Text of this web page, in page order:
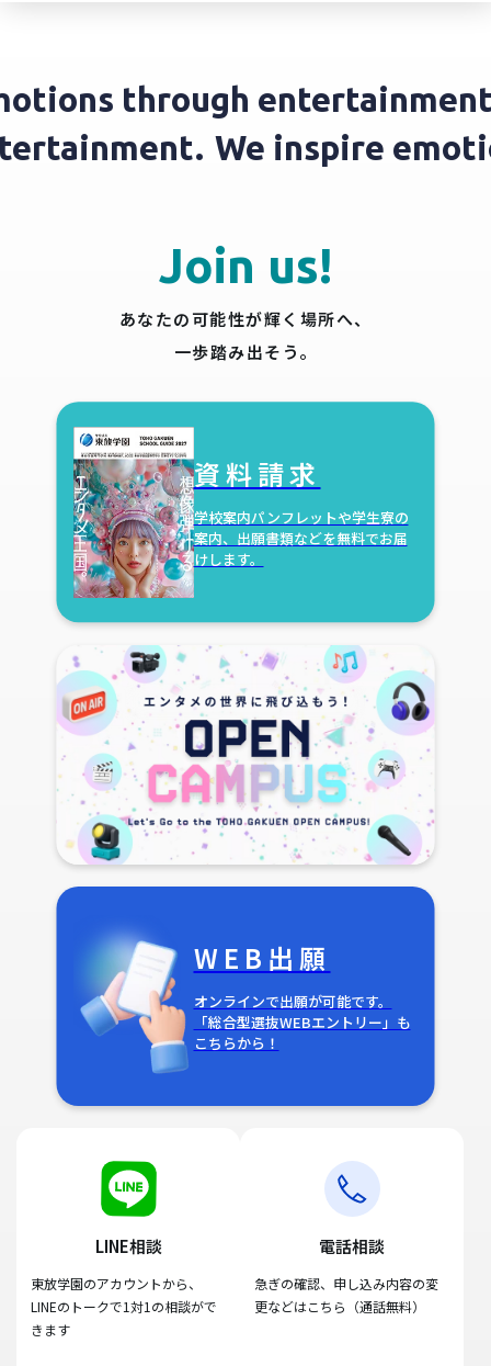
through entertainment.
We inspire
Join us!
あなたの可能性が輝く場所へ、
一歩踏み出そう。
資料請求
学校案内パンフレットや学生寮の
案内、出願書類などを無料でお届
けします。
WEB出願
オンラインで出願が可能です。
「総合型選抜WEBエントリー」も
こちらから！
LINE相談
東放学園のアカウントから、
LINEのトークで1対1の相談がで
きます
電話相談
急ぎの確認、申し込み内容の変
更などはこちら（通話無料）